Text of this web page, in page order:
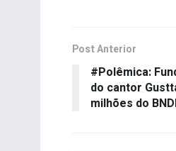
Post Anterior
#Polêmica:
do cantor
milhões do